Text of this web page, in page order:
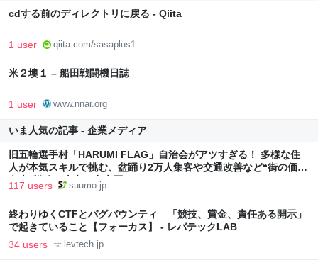
cdする前のディレクトリに戻る - Qiita
1 user qiita.com/sasaplus1
米２墺１ – 船田戦闘機日誌
1 user www.nnar.org
いま人気の記事 - 企業メディア
旧五輪選手村「HARUMI FLAG」自治会がアツすぎる！ 多様な住
人が本気スキルで挑む、盆踊り2万人集客や交通改善など“街の価値
向上”戦略 東京・中央区
117 users suumo.jp
終わりゆくCTFとバグバウンティ 「競技、賞金、責任ある開示」
で起きていること【フォーカス】 - レバテックLAB
34 users levtech.jp